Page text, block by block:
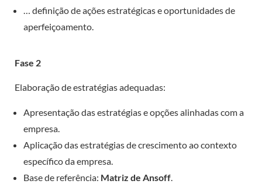
… definição de ações estratégicas e oportunidades de
aperfeiçoamento.
Fase 2
Elaboração de estratégias adequadas:
Apresentação das estratégias e opções alinhadas com a
empresa.
Aplicação das estratégias de crescimento ao contexto
específico da empresa.
Base de referência: Matriz de Ansoff